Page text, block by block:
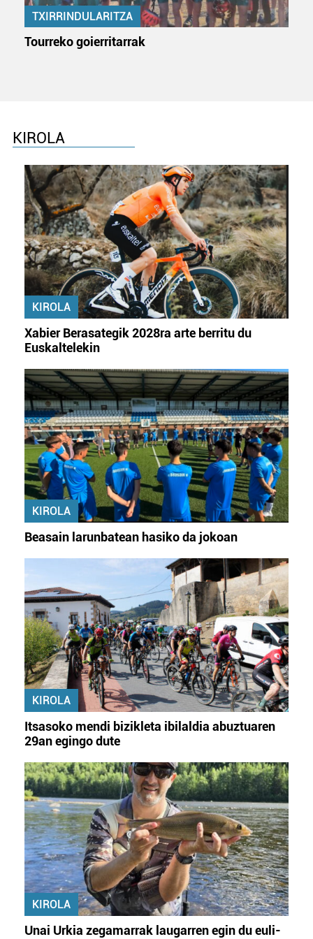
erabiltzen dituen hauta dezakezu.
Bazkide batzuek ez dizute baimenik eskatzen, eta beren
buruzko informazio gehiago eta ezarri zure lehentasunak
datuen atalean. Edozein unetan alda edo ken dezakezu
zure baimena Cookieen adierazpenean.
Webgune honek cookie propioak eta hirugarrenen cookie-
fitxategiak erabiltzen ditu. Zure esperientzia eta
zerbitzuak hobetzeko asmoz, cookie teknologiaz
baliatzen gara. Ohar hau onartuz gero, teknologia hori
erabiltzeko baimen esplizitua ematen diguzu.Gehiago
irakurri
TXIRRINDULARITZA
Tourreko goierritarrak
KIROLA
KIROLA
Xabier Berasategik 2028ra arte berritu du
Euskaltelekin
KIROLA
Beasain larunbatean hasiko da jokoan
KIROLA
Itsasoko mendi bizikleta ibilaldia abuztuaren
29an egingo dute
KIROLA
Unai Urkia zegamarrak laugarren egin du euli-